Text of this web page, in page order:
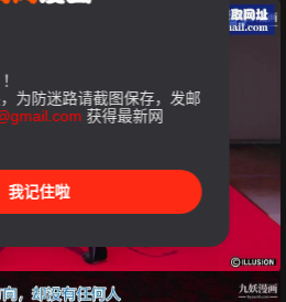
为防迷路请截图保存，发邮
获得最新网
我记住啦